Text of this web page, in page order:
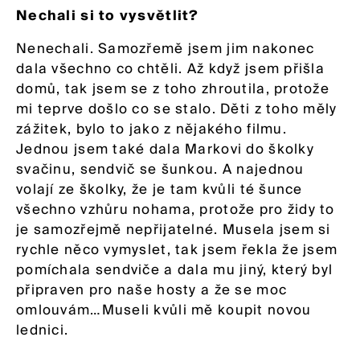
Nechali si to vysvětlit?
Nenechali. Samozřemě jsem jim nakonec
dala všechno co chtěli. Až když jsem přišla
domů, tak jsem se z toho zhroutila, protože
mi teprve došlo co se stalo. Děti z toho měly
zážitek, bylo to jako z nějakého filmu.
Jednou jsem také dala Markovi do školky
svačinu, sendvič se šunkou. A najednou
volají ze školky, že je tam kvůli té šunce
všechno vzhůru nohama, protože pro židy to
je samozřejmě nepřijatelné. Musela jsem si
rychle něco vymyslet, tak jsem řekla že jsem
pomíchala sendviče a dala mu jiný, který byl
připraven pro naše hosty a že se moc
omlouvám…Museli kvůli mě koupit novou
lednici.